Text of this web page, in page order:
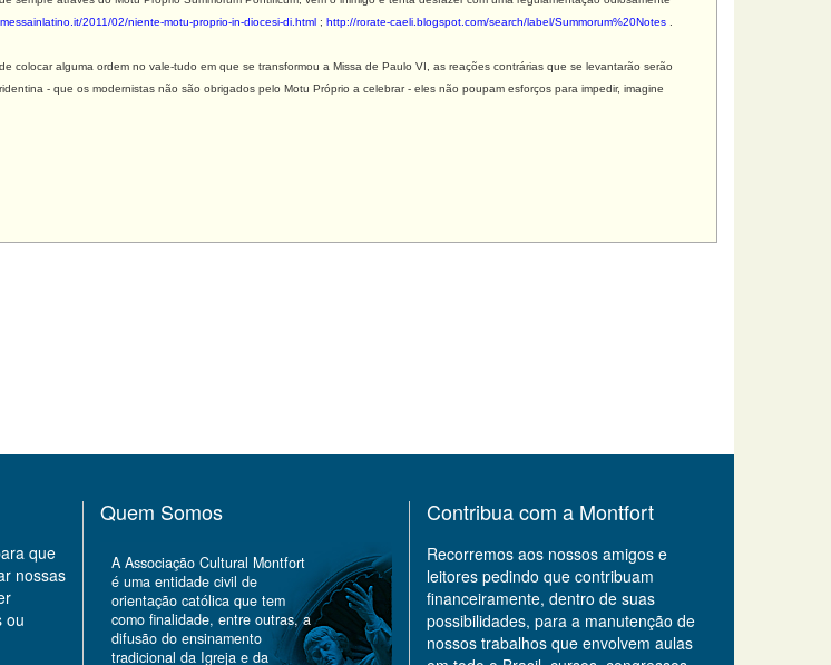
2011/02/niente-motu-proprio-in-diocesi-di.html ; http://rorate-caeli.blogspot.com/search/label/Summorum%20Notes
alguma ordem no vale-tudo em que se transformou a Missa de Paulo VI, as reações contrárias que se levantarão serão
- que os modernistas não são obrigados pelo Motu Próprio a celebrar - eles não poupam esforços para impedir, imagine
que
nossas
ou
Quem Somos
A Associação Cultural Montfort
é uma entidade civil de
orientação católica que tem
como finalidade, entre outras, a
difusão do ensinamento
tradicional da Igreja e da
Contribua com a Montfort
Recorremos aos nossos amigos e
leitores pedindo que contribuam
financeiramente, dentro de suas
possibilidades, para a manutenção de
nossos trabalhos que envolvem aulas